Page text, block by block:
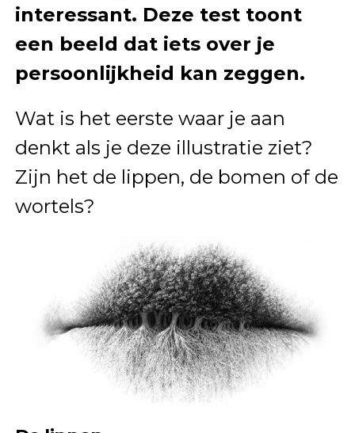
interessant. Deze test toont
een beeld dat iets over je
persoonlijkheid kan zeggen.
Wat is het eerste waar je aan
denkt als je deze illustratie ziet?
Zijn het de lippen, de bomen of de
wortels?